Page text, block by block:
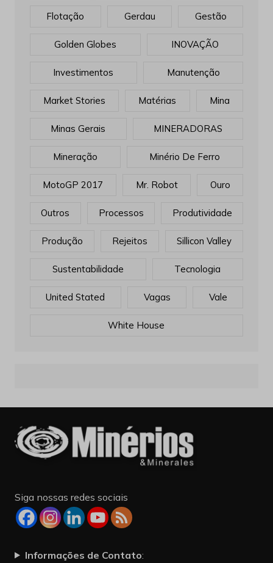
Flotação Gerdau Gestão
Golden Globes INOVAÇÃO
Investimentos Manutenção
Market Stories Matérias Mina
Minas Gerais MINERADORAS
Mineração Minério De Ferro
MotoGP 2017 Mr. Robot Ouro
Outros Processos Produtividade
Produção Rejeitos Sillicon Valley
Sustentabilidade Tecnologia
United Stated Vagas Vale
White House
Siga nossas redes sociais
Informações de Contato: